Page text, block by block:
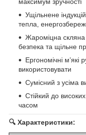
Ущільнене
тепла,
Жароміцна скляна
безпека та щільне
Ергономічні м’які
використовувати
Сумісний з усіма
Стійкий до
часом
🔍 Характеристики: